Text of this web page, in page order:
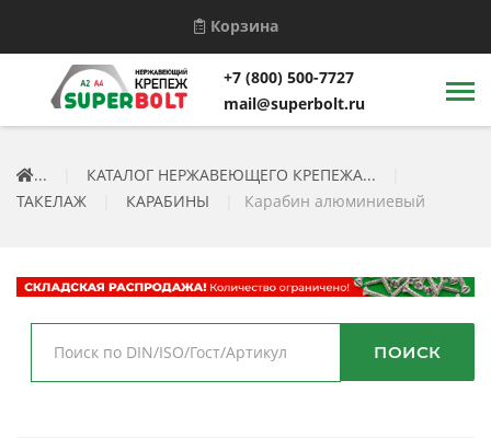
Корзина
+7 (800) 500-7727
mail@superbolt.ru
... КАТАЛОГ НЕРЖАВЕЮЩЕГО КРЕПЕЖА...
ТАКЕЛАЖ
КАРАБИНЫ Карабин алюминиевый
ПОИСК